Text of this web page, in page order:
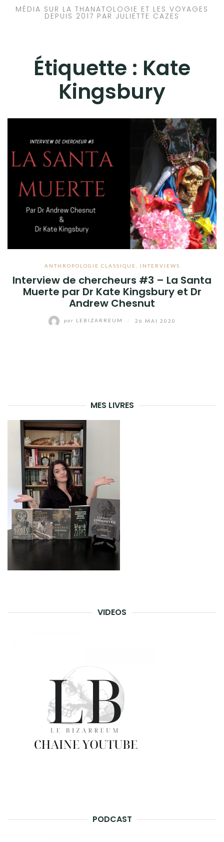
MÉDIA SUR LA THANATOLOGIE ET LES VOYAGES
DEPUIS 2017 PAR JULIETTE CAZES
Étiquette : Kate
Kingsbury
ANTHROPOLOGIE CLASSIQUE INTERVIEWS
Interview de chercheurs #3 – La Santa
Muerte par Dr Kate Kingsbury et Dr
Andrew Chesnut
par LEBIZARREUM 26 MAI 2020
MES LIVRES
VIDEOS
PODCAST